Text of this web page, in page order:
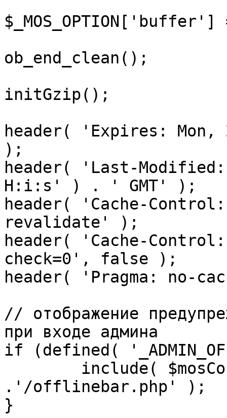
ob_end_clean();
initGzip();
header( 'Expires: Mon,
);
header( 'Last-
H:i:s' ) . ' GMT' );
header( 'Cache-
revalidate' );
header( 'Cache-
check=0', false );
header( 'Pragma: no-
// отображение
при входе админа
if (defined(
.'/offlinebar.php' );
}